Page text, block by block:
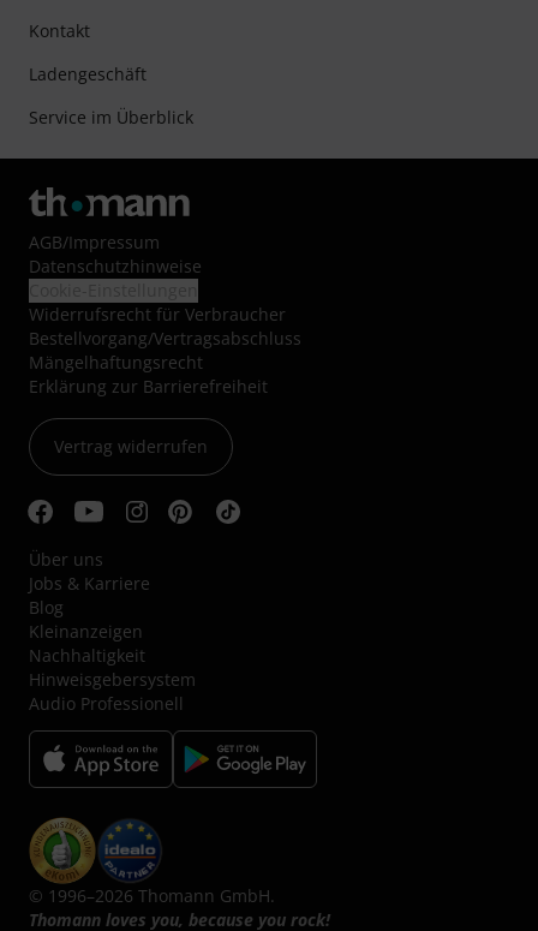
Kontakt
Ladengeschäft
Service im Überblick
AGB/Impressum
Datenschutzhinweise
Widerrufsrecht für Verbraucher
Bestellvorgang/Vertragsabschluss
Mängelhaftungsrecht
Erklärung zur Barrierefreiheit
Vertrag widerrufen
Über uns
Jobs & Karriere
Blog
Kleinanzeigen
Nachhaltigkeit
Hinweisgebersystem
Audio Professionell
© 1996–2026 Thomann GmbH.
Thomann loves you, because you rock!